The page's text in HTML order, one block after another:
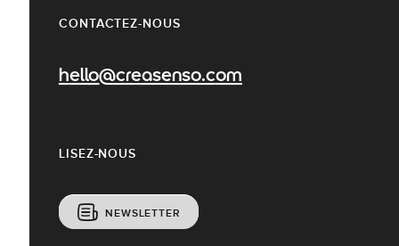
CONTACTEZ-NOUS
hello@creasenso.com
LISEZ-NOUS
NEWSLETTER